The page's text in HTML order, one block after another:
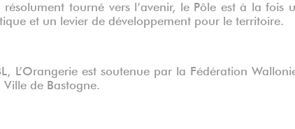
résolument tourné vers l’avenir, le Pôle est à la fois
et un levier de développement pour le territoire.
L’Orangerie est soutenue par la Fédération
de Bastogne.